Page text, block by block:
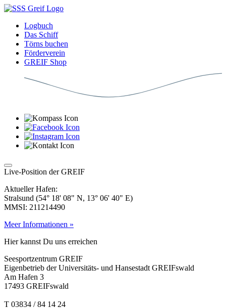
Logbuch
Das Schiff
Törns buchen
Förderverein
GREIF Shop
Live-Position der GREIF
Aktueller Hafen:
Stralsund (54° 18' 08" N, 13° 06' 40" E)
MMSI: 211214490
Meer Informationen »
Hier kannst Du uns erreichen
Seesportzentrum GREIF
Eigenbetrieb der Universitäts- und Hansestadt GREIFswald
Am Hafen 3
17493 GREIFswald
T 03834 / 84 14 24